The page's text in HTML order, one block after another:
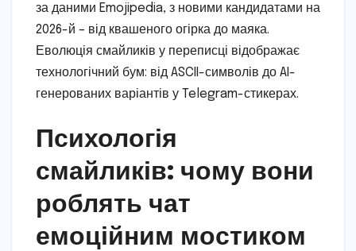
за даними Emojipedia, з новими кандидатами на
2026-й – від квашеного огірка до маяка.
Еволюція смайликів у переписці відображає
технологічний бум: від ASCII-символів до AI-
генерованих варіантів у Telegram-стикерах.
Психологія
смайликів: чому вони
роблять чат
емоційним мостиком